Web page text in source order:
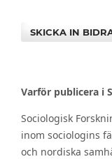
SKICKA IN
Varför publicera i
Sociologisk
inom sociologins
och nordiska